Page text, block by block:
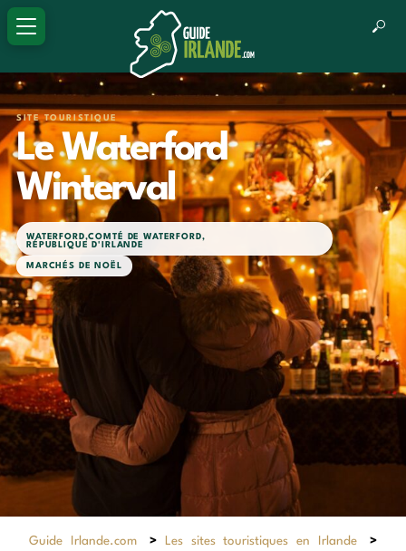
SITE TOURISTIQUE
Le Waterford
Winterval
WATERFORD,COMTÉ DE WATERFORD,
RÉPUBLIQUE D'IRLANDE
MARCHÉS DE NOËL
Guide Irlande.com > Les sites touristiques en Irlande
>